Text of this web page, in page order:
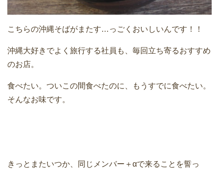
こちらの沖縄そばがまたす…っごくおいしいんです！！
沖縄大好きでよく旅行する社員も、毎回立ち寄るおすすめ
のお店。
食べたい。ついこの間食べたのに、もうすでに食べたい。
そんなお味です。
きっとまたいつか、同じメンバー＋αで来ることを誓っ